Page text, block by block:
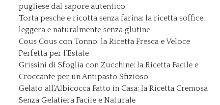
pugliese dal sapore autentico
Torta pesche e ricotta senza farina: la ricetta soffice,
leggera e naturalmente senza glutine
Cous Cous con Tonno: la Ricetta Fresca e Veloce
Perfetta per l’Estate
Grissini di Sfoglia con Zucchine: la Ricetta Facile e
Croccante per un Antipasto Sfizioso
Gelato all’Albicocca Fatto in Casa: la Ricetta Cremosa
Senza Gelatiera Facile e Naturale